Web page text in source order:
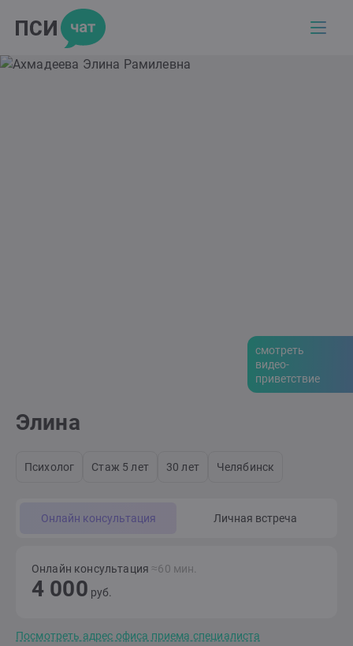
смотреть
видео-
приветствие
Элина
Психолог Стаж 5 лет 30 лет Челябинск
Онлайн консультация Личная встреча
Онлайн консультация ≈60 мин.
4 000 руб.
Посмотреть адрес офиса приема специалиста